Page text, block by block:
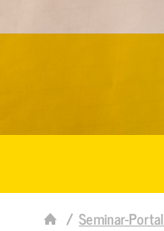
Seminar-Portal